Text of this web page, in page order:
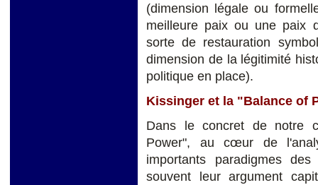
(dimension légale ou
meilleure paix ou une paix
sorte de restauration
dimension de la légitimité
politique en place).
Kissinger et la "Balance of
Dans le concret de notre
Power", au cœur de
importants paradigmes
souvent leur argument